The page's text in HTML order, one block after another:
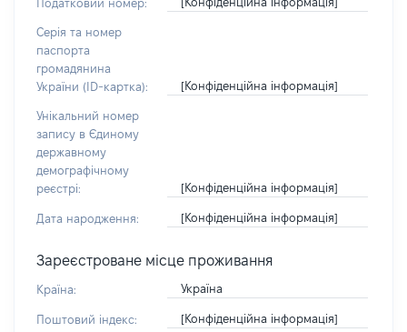
Податковий номер:
Серія та номер
паспорта
громадянина
України (ID-картка):
[Конфіденційна інформація]
Унікальний номер
запису в Єдиному
державному
демографічному
реєстрі:
[Конфіденційна інформація]
Дата народження: [Конфіденційна інформація]
Зареєстроване місце проживання
Країна: Україна
Поштовий індекс: [Конфіденційна інформація]